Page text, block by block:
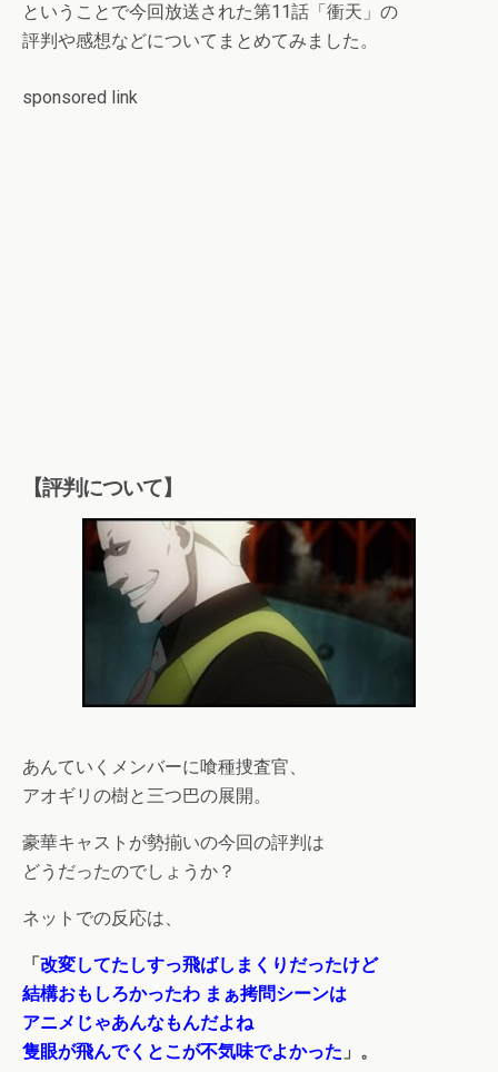
ということで今回放送された第11話「衝天」の
評判や感想などについてまとめてみました。
sponsored link
【評判について】
あんていくメンバーに喰種捜査官、
アオギリの樹と三つ巴の展開。
豪華キャストが勢揃いの今回の評判は
どうだったのでしょうか？
ネットでの反応は、
「 改変してたしすっ飛ばしまくりだったけど
結構おもしろかったわ まぁ拷問シーンは
アニメじゃあんなもんだよね
隻眼が飛んでくとこが不気味でよかった 」。